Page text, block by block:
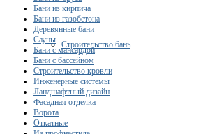
Строительство бань
Бани из кирпича
Бани из газобетона
Деревянные бани
Сауны
Бани с мансардой
Бани с бассейном
Строительство кровли
Инженерные системы
Ландшафтный дизайн
Фасадная отделка
Ворота
Откатные